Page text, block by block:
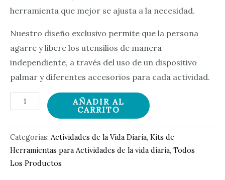
herramienta que mejor se ajusta a la necesidad.
Nuestro diseño exclusivo permite que la persona
agarre y libere los utensilios de manera
independiente, a través del uso de un dispositivo
palmar y diferentes accesorios para cada actividad.
profesional
para
evaluación
AÑADIR AL
CARRITO
Categorías: Actividades de la Vida Diaria, Kits de
Herramientas para Actividades de la vida diaria, Todos
Los Productos